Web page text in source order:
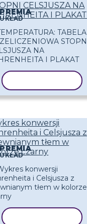
CELSJUSZA NA
I PLAKAT
PREMIA
UKŁAD
konwersji
i Celsjusza z
tłem w
czarny
PREMIA
UKŁAD